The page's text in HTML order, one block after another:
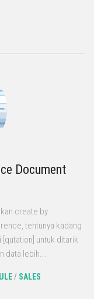
Document
create by
tentunya kadang
untuk ditarik
data lebih...
/ SALES